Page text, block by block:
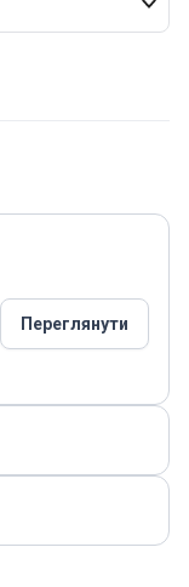
Переглянути